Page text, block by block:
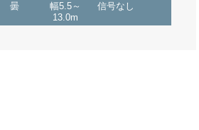
曇
幅5.5～
13.0m
信号なし